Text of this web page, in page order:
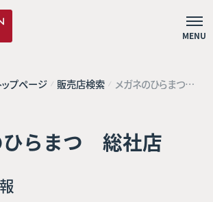
MENU
ップページ 販売店検索 メガネのひらまつ
総社店
ひらまつ 総社店